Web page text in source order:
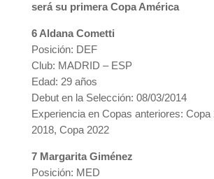
será su primera Copa América
6 Aldana Cometti
Posición: DEF
Club: MADRID – ESP
Edad: 29 años
Debut en la Selección: 08/03/2014
Experiencia en Copas anteriores: Copa
2018, Copa 2022
7 Margarita Giménez
Posición: MED